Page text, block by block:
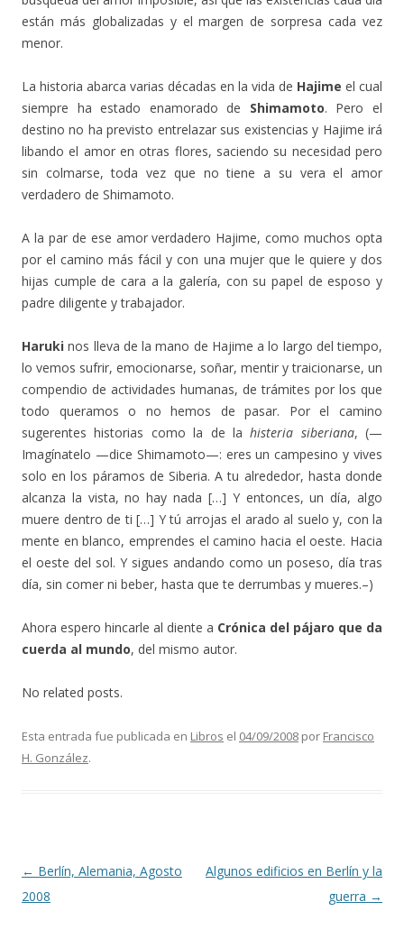
están más globalizadas y el margen de sorpresa cada vez
menor.
La historia abarca varias décadas en la vida de Hajime el cual
siempre ha estado enamorado de Shimamoto. Pero el
destino no ha previsto entrelazar sus existencias y Hajime irá
libando el amor en otras flores, saciendo su necesidad pero
sin colmarse, toda vez que no tiene a su vera el amor
verdadero de Shimamoto.
A la par de ese amor verdadero Hajime, como muchos opta
por el camino más fácil y con una mujer que le quiere y dos
hijas cumple de cara a la galería, con su papel de esposo y
padre diligente y trabajador.
Haruki nos lleva de la mano de Hajime a lo largo del tiempo,
lo vemos sufrir, emocionarse, soñar, mentir y traicionarse, un
compendio de actividades humanas, de trámites por los que
todo queramos o no hemos de pasar. Por el camino
sugerentes historias como la de lahisteria siberiana, (—
Imagínatelo —dice Shimamoto—: eres un campesino y vives
solo en los páramos de Siberia. A tu alrededor, hasta donde
alcanza la vista, no hay nada […] Y entonces, un día, algo
muere dentro de ti […] Y tú arrojas el arado al suelo y, con la
mente en blanco, emprendes el camino hacia el oeste. Hacia
el oeste del sol. Y sigues andando como un poseso, día tras
día, sin comer ni beber, hasta que te derrumbas y mueres.–)
Ahora espero hincarle al diente a Crónica del pájaro que da
cuerda al mundo, del mismo autor.
No related posts.
Esta entrada fue publicada en Libros el 04/09/2008 por Francisco
H. González.
Navegación de entradas
← Berlín, Alemania, Agosto
2008
Algunos edificios en Berlín y la
guerra →